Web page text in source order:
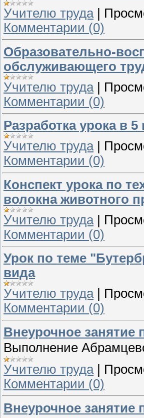
Учителю труда|
Комментарии (0)
Образовательно-
обслуживающего
Учителю труда |
Комментарии (0)
Разработка урока в
Учителю труда|
Комментарии (0)
Конспект урока по
волокна животного
Учителю труда|
Комментарии (0)
Урок по теме
вида
Учителю труда|
Комментарии (0)
Внеурочное занятие
Выполнение
Учителю труда|
Комментарии (0)
Внеурочное занятие